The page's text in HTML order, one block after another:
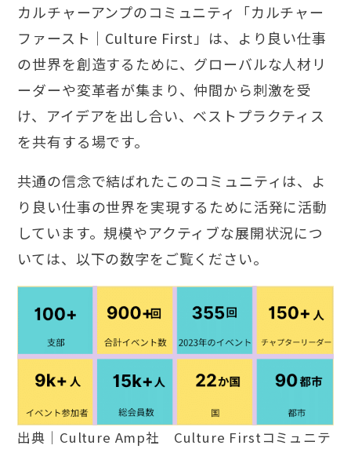
カルチャーアンプのコミュニティ「カルチャー
ファースト｜Culture First 」は、より良い仕事
の世界を創造するために、グローバルな人材リ
ーダーや変革者が集まり、仲間から刺激を受
け、アイデアを出し合い、ベストプラクティス
を共有する場です。
共通の信念で結ばれたこのコミュニティは、よ
り良い仕事の世界を実現するために活発に活動
しています。規模やアクティブな展開状況につ
いては、以下の数字をご覧ください。
出典｜Culture Amp社 Culture Firstコミュニテ